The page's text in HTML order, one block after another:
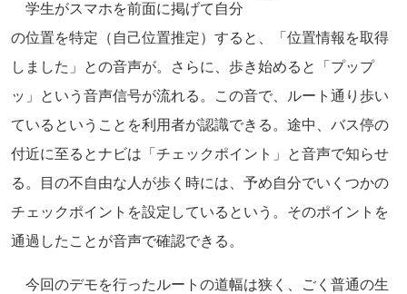
学生がスマホを前面に掲げて自分
の位置を特定（自己位置推定）すると、「位置情報を取得
しました」との音声が。さらに、歩き始めると「プップ
ッ」という音声信号が流れる。この音で、ルート通り歩い
ているということを利用者が認識できる。途中、バス停の
付近に至るとナビは「チェックポイント」と音声で知らせ
る。目の不自由な人が歩く時には、予め自分でいくつかの
チェックポイントを設定しているという。そのポイントを
通過したことが音声で確認できる。
今回のデモを行ったルートの道幅は狭く、ごく普通の生